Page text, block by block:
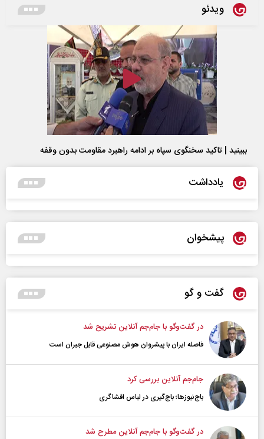
ویدئو
ببینید | تاکید سخنگوی سپاه بر ادامه راهبرد مقاومت بدون وقفه
یادداشت
پیشخوان
گفت و گو
در گفت‌و‌گو با جام‌جم آنلاین تشریح شد
فاصله ایران با پیشرو‌ان هوش مصنوعی قابل جبران است
جام‌جم آنلاین بررسی کرد
باج‌نیوزها؛ باج‌گیری در لباس افشاگری
در گفت‌و‌گو با جام‌جم آنلاین مطرح شد